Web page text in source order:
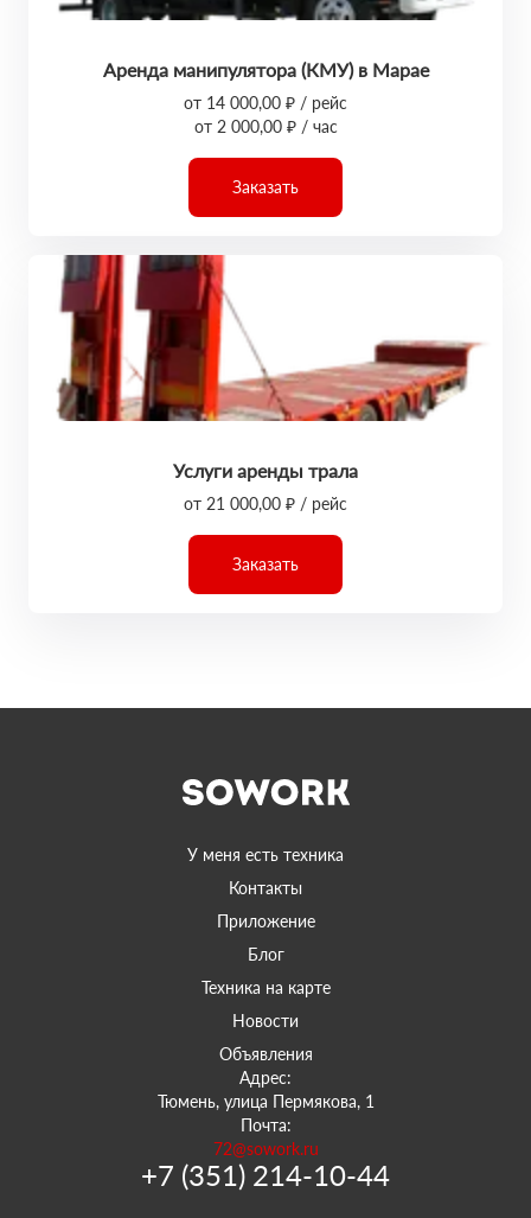
Аренда манипулятора (КМУ) в Марае
от 14 000,00 ₽ / рейс
от 2 000,00 ₽ / час
Заказать
Услуги аренды трала
от 21 000,00 ₽ / рейс
Заказать
У меня есть техника
Контакты
Приложение
Блог
Техника на карте
Новости
Объявления
Адрес:
Тюмень, улица Пермякова, 1
Почта:
72@sowork.ru
+7 (351) 214-10-44